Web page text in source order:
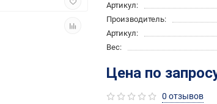
Артикул:
Производитель:
Артикул:
Вес:
Цена по
0 отзывов